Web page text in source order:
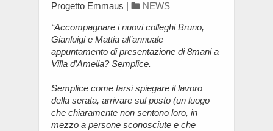
Progetto Emmaus | NEWS
“Accompagnare i nuovi colleghi Bruno,
Gianluigi e Mattia all’annuale
appuntamento di presentazione di 8mani a
Villa d’Amelia? Semplice.
Semplice come farsi spiegare il lavoro
della serata, arrivare sul posto (un luogo
che chiaramente non sentono loro, in
mezzo a persone sconosciute e che